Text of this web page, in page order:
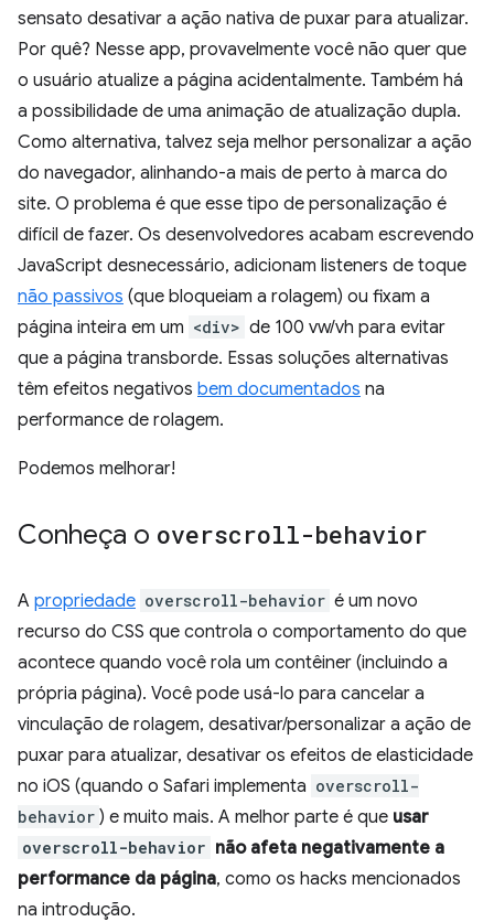
sensato desativar a ação nativa de puxar para atualizar.
Por quê? Nesse app, provavelmente você não quer que
o usuário atualize a página acidentalmente. Também há
a possibilidade de uma animação de atualização dupla.
Como alternativa, talvez seja melhor personalizar a ação
do navegador, alinhando-a mais de perto à marca do
site. O problema é que esse tipo de personalização é
difícil de fazer. Os desenvolvedores acabam escrevendo
JavaScript desnecessário, adicionam listeners de toque
não passivos (que bloqueiam a rolagem) ou fixam a
página inteira em um <div> de 100 vw/vh para evitar
que a página transborde. Essas soluções alternativas
têm efeitos negativos bem documentados na
performance de rolagem.
Podemos melhorar!
Conheça o overscroll-behavior
A propriedade overscroll-behavior é um novo
recurso do CSS que controla o comportamento do que
acontece quando você rola um contêiner (incluindo a
própria página). Você pode usá-lo para cancelar a
vinculação de rolagem, desativar/personalizar a ação de
puxar para atualizar, desativar os efeitos de elasticidade
no iOS (quando o Safari implementa overscroll-
behavior ) e muito mais. A melhor parte é que usar
overscroll-behavior não afeta negativamente a
performance da página, como os hacks mencionados
na introdução.